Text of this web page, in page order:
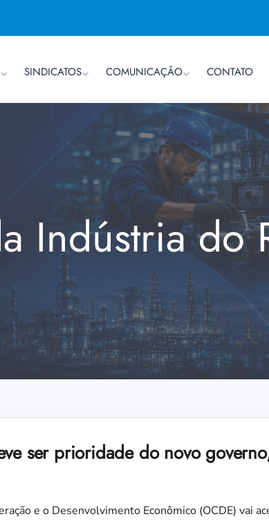
SINDICATOS COMUNICAÇÃO CONTATO
Indústria do
ser prioridade do novo
e o Desenvolvimento Econômico (OCDE) vai